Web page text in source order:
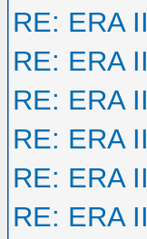
RE: ERA II
RE: ERA II
RE: ERA II
RE: ERA II
RE: ERA II
RE: ERA II